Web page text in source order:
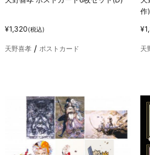
¥1,320(税込)
天野喜孝 ポストカード
作)
天